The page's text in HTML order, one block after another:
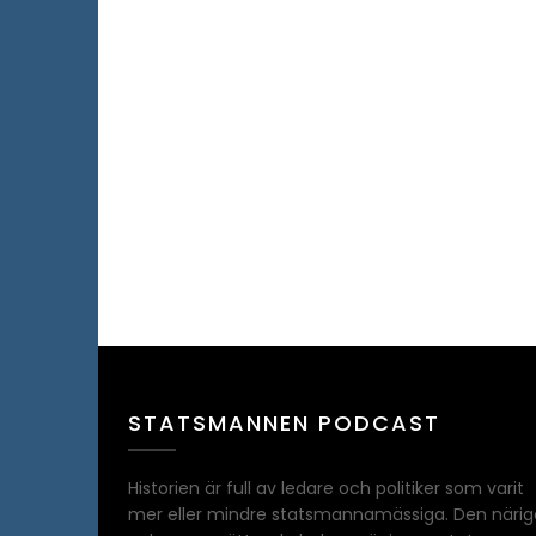
STATSMANNEN PODCAST
Historien är full av ledare och politiker som varit
mer eller mindre statsmannamässiga. Den